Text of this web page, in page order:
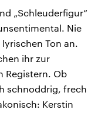
„Schleuderfigur“
Nie
Ton an.
ihr zur
Registern. Ob
schnoddrig, frech
Kerstin